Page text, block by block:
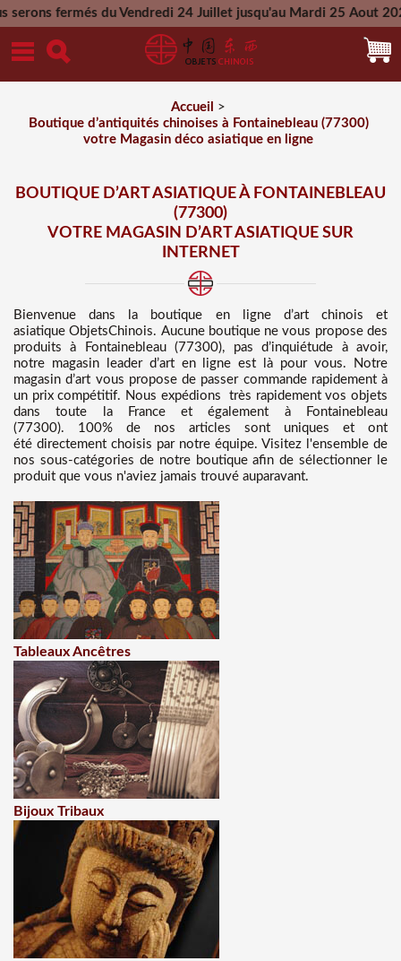
du Vendredi 24 Juillet jusqu'au Mardi 25 Aout 2026 -
Mercredi 26 Aout 2026
Accueil
>
Boutique d’antiquités chinoises à Fontainebleau (77300)
votre Magasin déco asiatique en ligne
BOUTIQUE D’ART ASIATIQUE À FONTAINEBLEAU
(77300)
VOTRE MAGASIN D’ART ASIATIQUE SUR
INTERNET
Bienvenue dans
la boutique en ligne d’art chinois et
asiatiqueObjetsChinois. Aucune boutique ne vous propose des
produits à Fontainebleau (77300), pas d’inquiétude à avoir,
notre magasin leader d’art en ligne est là pour vous. Notre
magasin d’art vous propose de passer commande rapidement à
un prix compétitif. Nous expédions très rapidement vos objets
dans toute la France et également à Fontainebleau
(77300). 100% de nos articles sont uniques et ont
été directement choisis par notre équipe. Visitez l'ensemble de
nos sous-catégories de notre boutique afin de sélectionner le
produit que vous n'aviez jamais trouvé auparavant.
Tableaux Ancêtres
Bijoux Tribaux